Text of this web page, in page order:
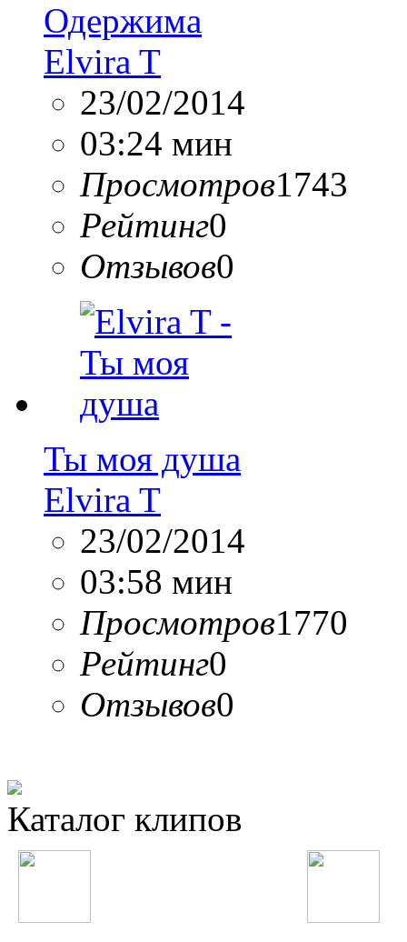
Одержима
Elvira T
23/02/2014
03:24 мин
Просмотров1743
Рейтинг0
Отзывов0
Ты моя душа
Elvira T
23/02/2014
03:58 мин
Просмотров1770
Рейтинг0
Отзывов0
Каталог клипов